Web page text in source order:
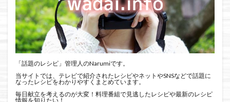
「話題のレシピ」管理人のNarumiです。
当サイトでは、テレビで紹介されたレシピやネットやSNSなどで話題に
なったレシピをわかりやすくまとめています。
毎日献立を考えるのが大変！料理番組で見逃したレシピや最新のレシピ
情報を知りたい！